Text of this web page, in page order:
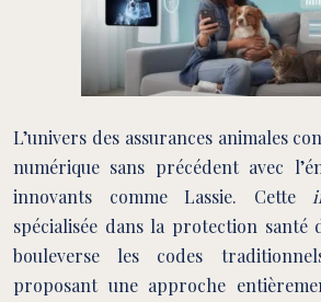
L’univers des assurances animales
numérique sans précédent avec
innovants comme Lassie. Cette
spécialisée dans la protection santé
bouleverse les codes
proposant une approche